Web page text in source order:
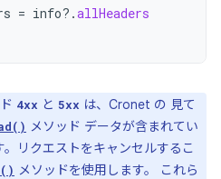
= info?.allHeaders
4xx と 5xx は、Cronet の 見て
メソッド データが含まれてい
リクエストをキャンセルするこ
メソッドを使用します。 これら